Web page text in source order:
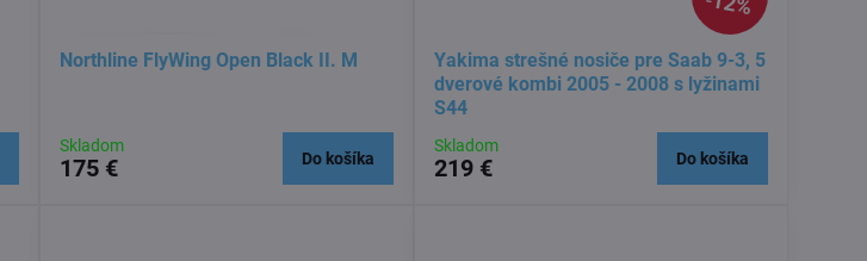
Northline FlyWing Open Black II. M
Skladom
175 € Do košíka
Yakima strešné nosiče pre Saab 9-3, 5
dverové kombi 2005 - 2008 s lyžinami
S44
Skladom
219 € Do košíka